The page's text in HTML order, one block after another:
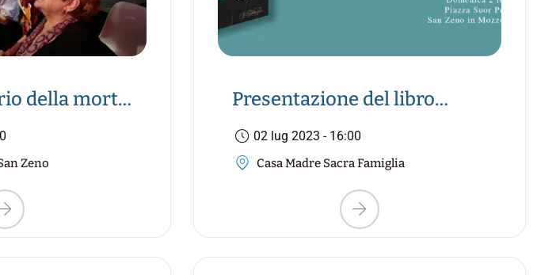
della morte
Zeno
Presentazione del libro
fede"
02 lug 2023 - 16:00
Casa Madre Sacra Famiglia